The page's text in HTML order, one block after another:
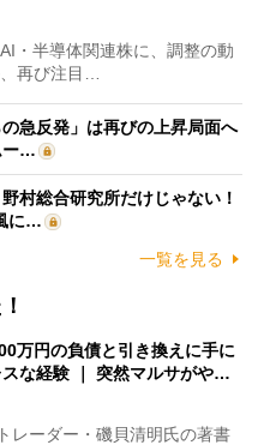
・半導体関連株に、調整の動
再び注目…
急反発」は再びの上昇局面へ
ー…
村総合研究所だけじゃない！
に…
一覧を見る
万円の負債と引き換えに手に
スな経験 ｜ 突然マルサがや…
ーダー・磯貝清明氏の著書